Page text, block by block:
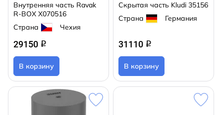
Внутренняя часть Ravak
R-BOX X070516
Страна
Чехия
29150 q
В корзину
Скрытая часть Kludi 35156
Страна
Германия
31110 q
В корзину